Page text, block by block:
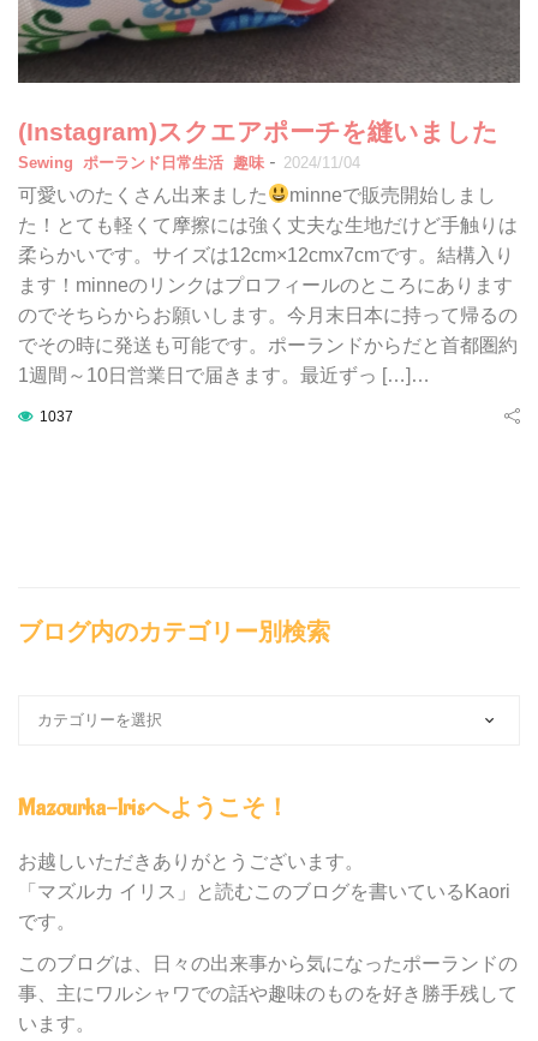
(Instagram)スクエアポーチを縫いました
Sewing ポーランド日常生活 趣味 - 2024/11/04
可愛いのたくさん出来ました
minneで販売開始しまし
た！とても軽くて摩擦には強く丈夫な生地だけど手触りは
柔らかいです。サイズは12cm×12cmx7cmです。結構入り
ます！minneのリンクはプロフィールのところにあります
のでそちらからお願いします。今月末日本に持って帰るの
でその時に発送も可能です。ポーランドからだと首都圏約
1週間～10日営業日で届きます。最近ずっ […]…
1037
ブログ内のカテゴリー別検索
の
テ
ゴ
ー
別
検
索
Mazourka-Irisへようこそ！
お越しいただきありがとうございます。
「マズルカ イリス」と読むこのブログを書いているKaori
です。
このブログは、日々の出来事から気になったポーランドの
事、主にワルシャワでの話や趣味のものを好き勝手残して
います。